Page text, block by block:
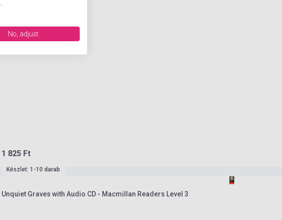
1 825 Ft
Készlet: 1-10 darab
Unquiet Graves with Audio CD - Macmillan Readers Level 3
No, adjust